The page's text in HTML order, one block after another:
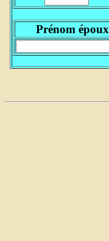
Prénom époux